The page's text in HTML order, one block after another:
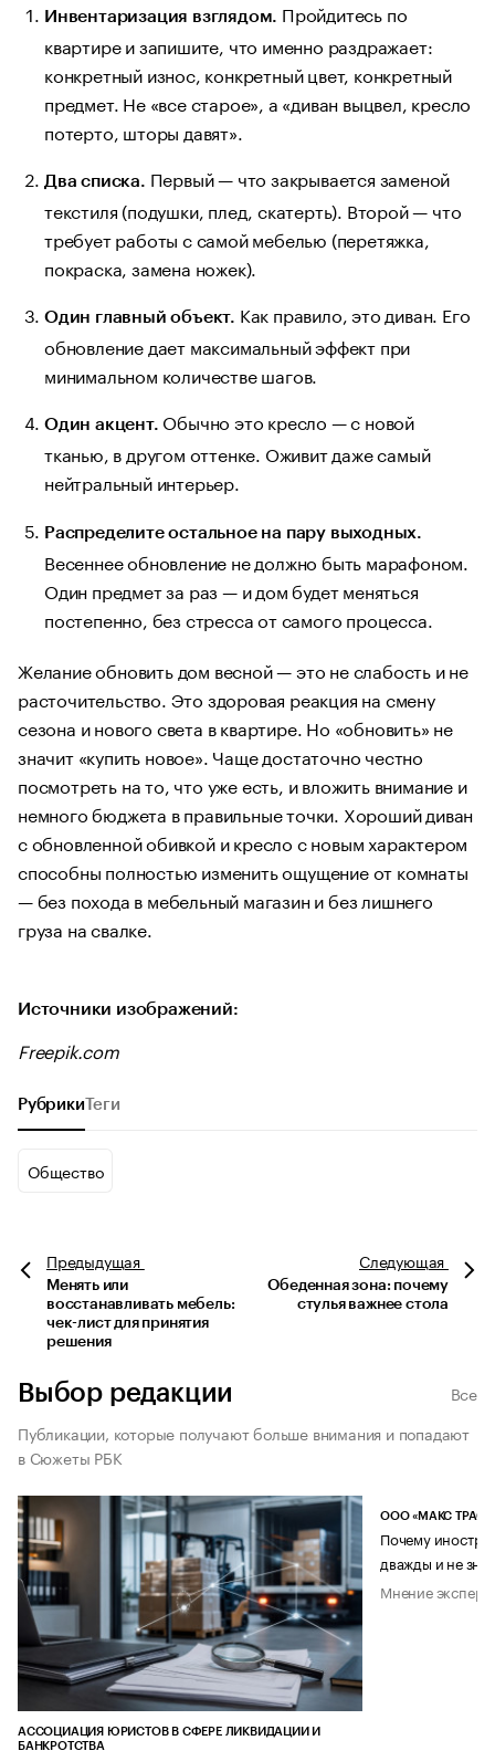
Инвентаризация взглядом. Пройдитесь по
квартире и запишите, что именно раздражает:
конкретный износ, конкретный цвет, конкретный
предмет. Не «все старое», а «диван выцвел, кресло
потерто, шторы давят».
Два списка. Первый — что закрывается заменой
текстиля (подушки, плед, скатерть). Второй — что
требует работы с самой мебелью (перетяжка,
покраска, замена ножек).
Один главный объект. Как правило, это диван. Его
обновление дает максимальный эффект при
минимальном количестве шагов.
Один акцент. Обычно это кресло — с новой
тканью, в другом оттенке. Оживит даже самый
нейтральный интерьер.
Распределите остальное на пару выходных.
Весеннее обновление не должно быть марафоном.
Один предмет за раз — и дом будет меняться
постепенно, без стресса от самого процесса.
Желание обновить дом весной — это не слабость и не
расточительство. Это здоровая реакция на смену
сезона и нового света в квартире. Но «обновить» не
значит «купить новое». Чаще достаточно честно
посмотреть на то, что уже есть, и вложить внимание и
немного бюджета в правильные точки. Хороший диван
с обновленной обивкой и кресло с новым характером
способны полностью изменить ощущение от комнаты
— без похода в мебельный магазин и без лишнего
груза на свалке.
Источники изображений:
Freepik.com
РубрикиТеги
Общество
Предыдущая
Менять или
восстанавливать мебель:
чек-лист для принятия
решения
Следующая
Обеденная зона: почему
стулья важнее стола
Выбор редакции
Все
Публикации, которые получают больше внимания и попадают
в Сюжеты РБК
АССОЦИАЦИЯ ЮРИСТОВ В СФЕРЕ ЛИКВИДАЦИИ И
БАНКРОТСТВА
ООО «МАКС ТРАСТ»
Почему
дважды и не
Мнение